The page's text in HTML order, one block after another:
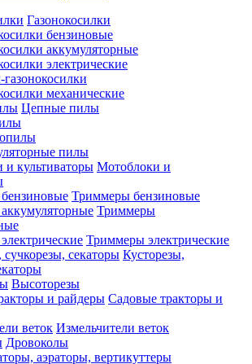
Газонокосилки
бензиновые
аккумуляторные
электрические
механические
Цепные пилы
пилы
Мотоблоки и
Триммеры бензиновые
Триммеры
Триммеры электрические
Кусторезы,
Высоторезы
Садовые тракторы и
Измельчители веток
Дровоколы